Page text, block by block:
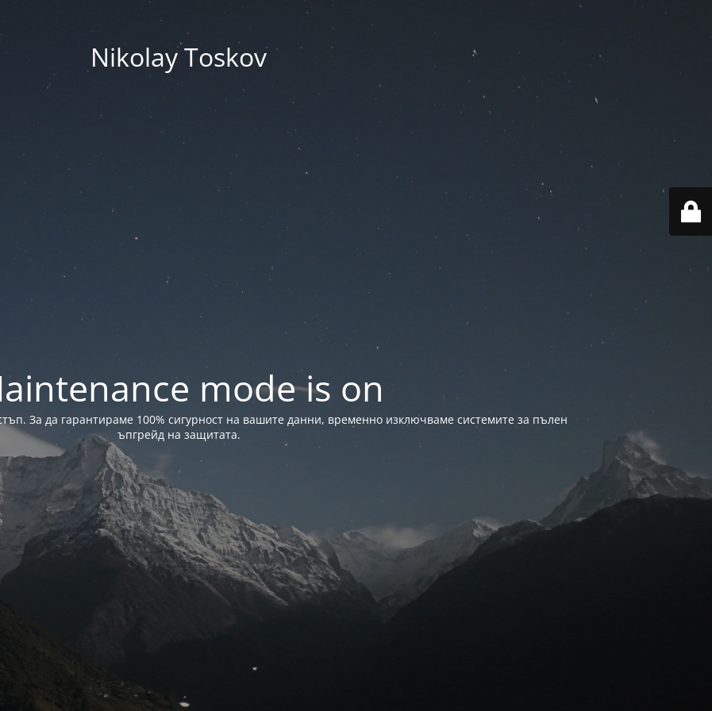
Nikolay Toskov
mode is on
За да гарантираме 100% сигурност на вашите данни, временно изключваме системите за пълен
ъпгрейд на защитата.